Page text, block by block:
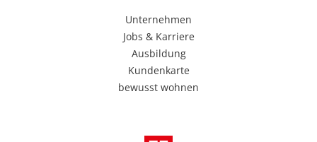
Unternehmen
Jobs & Karriere
Ausbildung
Kundenkarte
bewusst wohnen